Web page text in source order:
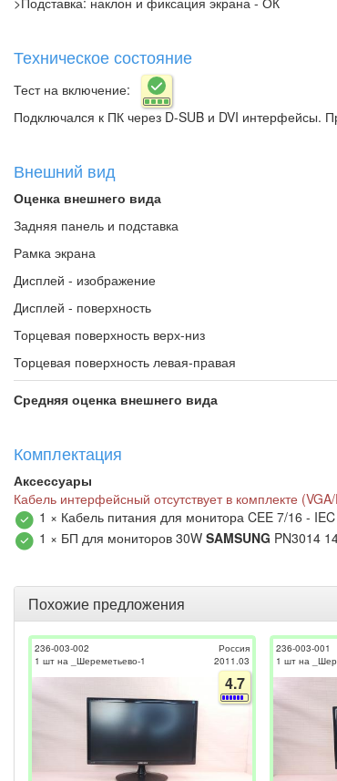
Техническое состояние
Тест на включение:
Подключался к ПК через D-SUB и DVI интерфейсы.
Внешний вид
Оценка внешнего вида
Задняя панель и подставка
Рамка экрана
Дисплей - изображение
Дисплей - поверхность
Торцевая поверхность верх-низ
Торцевая поверхность левая-правая
Средняя оценка внешнего вида
Комплектация
Аксессуары
Кабель интерфейсный отсутствует в комплекте
1 × Кабель питания для монитора CEE 7/16 -
1 × БП для мониторов 30W SAMSUNG PN3014
Похожие предложения
236-003-002
1 шт на _Шереметьево-1
Россия
2011.03
4.7
236-003-001
1 шт на